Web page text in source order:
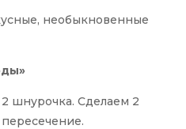
необыкновенные
шнурочка. Сделаем 2